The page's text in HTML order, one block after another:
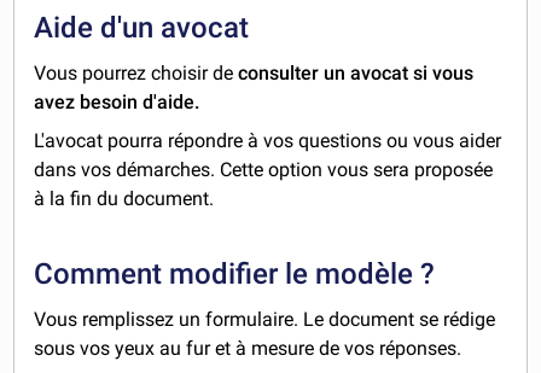
Aide d'un avocat
Vous pourrez choisir deconsulter un avocat si vous
avez besoin d'aide.
L'avocat pourra répondre à vos questions ou vous aider
dans vos démarches. Cette option vous sera proposée
à la fin du document.
Comment modifier le modèle ?
Vous remplissez un formulaire. Le document se rédige
sous vos yeux au fur et à mesure de vos réponses.